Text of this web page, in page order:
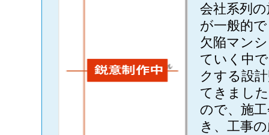
会社系列
が一般的
欠陥マン
ていく中
クする設
てきまし
ので、施
き、工事